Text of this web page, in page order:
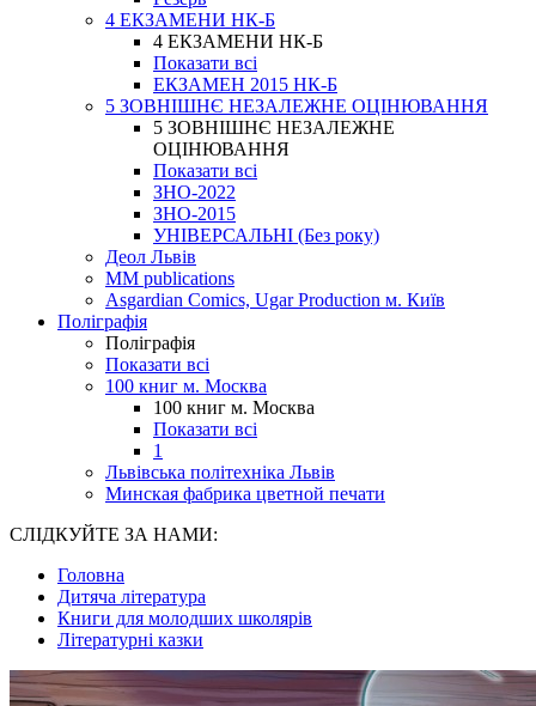
4 ЕКЗАМЕНИ НК-Б
4 ЕКЗАМЕНИ НК-Б
Показати всі
ЕКЗАМЕН 2015 НК-Б
5 ЗОВНІШНЄ НЕЗАЛЕЖНЕ ОЦІНЮВАННЯ
5 ЗОВНІШНЄ НЕЗАЛЕЖНЕ
ОЦІНЮВАННЯ
Показати всі
ЗНО-2022
ЗНО-2015
УНІВЕРСАЛЬНІ (Без року)
Деол Львів
MM publications
Asgardian Comics, Ugar Production м. Київ
Поліграфія
Поліграфія
Показати всі
100 книг м. Москва
100 книг м. Москва
Показати всі
1
Львівська політехніка Львів
Минская фабрика цветной печати
СЛІДКУЙТЕ ЗА НАМИ:
Головна
Дитяча література
Книги для молодших школярів
Літературні казки